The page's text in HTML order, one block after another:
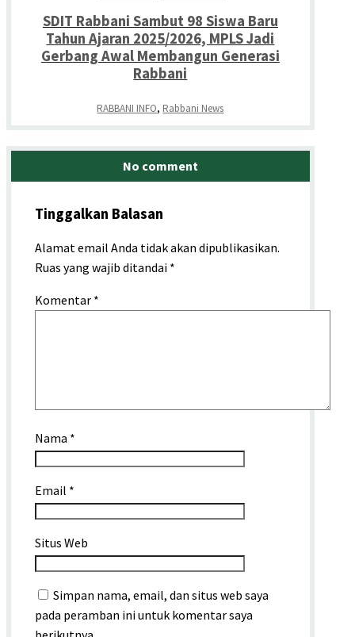
SDIT Rabbani Sambut 98 Siswa Baru
Tahun Ajaran 2025/2026, MPLS Jadi
Gerbang Awal Membangun Generasi
Rabbani
RABBANI INFO, Rabbani News
No comment
Tinggalkan Balasan
Alamat email Anda tidak akan dipublikasikan.
Ruas yang wajib ditandai *
Komentar *
Nama *
Email *
Situs Web
Simpan nama, email, dan situs web saya
pada peramban ini untuk komentar saya